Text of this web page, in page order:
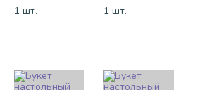
1 шт.
1 шт.